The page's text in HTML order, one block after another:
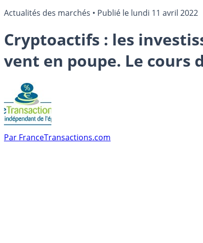
Actualités des marchés • Publié le lundi 11 avril 2022
Cryptoactifs : les
vent en poupe. Le cours
Par FranceTransactions.com